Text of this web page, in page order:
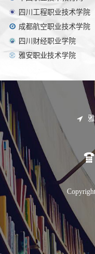
四川工程职业技术学院
成都航空职业技术学院
四川财经职业学院
雅安职业技术学院